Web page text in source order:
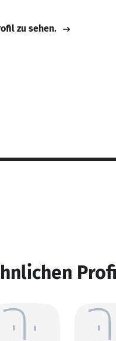
zu sehen.